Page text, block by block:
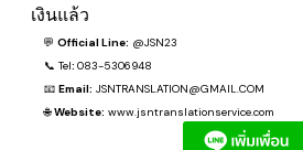
เงินแล้ว
💬 Official Line: @JSN23
📞 Tel: 083-5306948
📧 Email: JSNTRANSLATION@GMAIL.COM
🌐Website: www.jsntranslationservice.com